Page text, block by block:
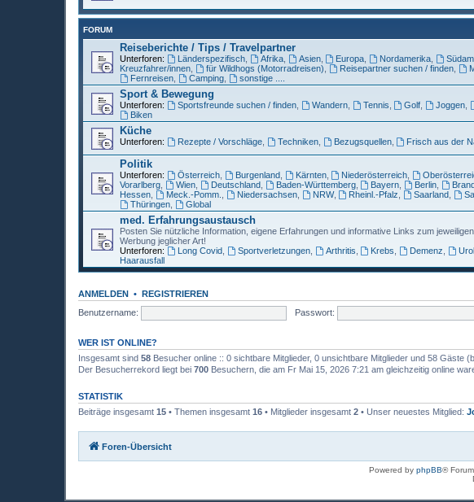
FORUM
Reiseberichte / Tips / Travelpartner
Unterforen: Länderspezifisch, Afrika, Asien, Europa Nordamerika
Kreuzfahrer/innen
für Wildhogs (Motorradreisen) Reisepartner suchen / finden,
Fernreisen, Camping, sonstige ....
Sport & Bewegung
Unterforen: Sportsfreunde suchen / finden, Wandern, Tennis Golf Joggen
Biken
Küche
Unterforen: Rezepte / Vorschläge, Techniken, Bezugsquellen, Frisch aus der
Politik
Unterforen: Österreich, Burgenland, Kärnten, Niederösterreich
Vorarlberg
Wien, Deutschland, Baden-Württemberg, Bayern Berlin
Hessen
Meck.-Pomm. Niedersachsen, NRW, Rheinl.-Pfalz Saarland
Thüringen, Global
med. Erfahrungsaustausch
Posten Sie nützliche Information, eigene Erfahrungen und informative Links zum
Werbung jeglicher Art!
Unterforen:
Long Covid, Sportverletzungen, Arthritis Krebs Demenz
Haarausfall
ANMELDEN • REGISTRIEREN
Benutzername:
Passwort:
WER IST ONLINE?
Insgesamt sind 58 Besucher online :: 0 sichtbare Mitglieder, 0 unsichtbare Mitglieder und 58 Gäste
Der Besucherrekord liegt bei 700 Besuchern, die am Fr Mai 15, 2026 7:21 am gleichzeitig online
STATISTIK
Beiträge insgesamt 15 • Themen insgesamt 16 • Mitglieder insgesamt 2 • Unser neuestes Mitglied:
Foren-Übersicht
Powered by phpBB®